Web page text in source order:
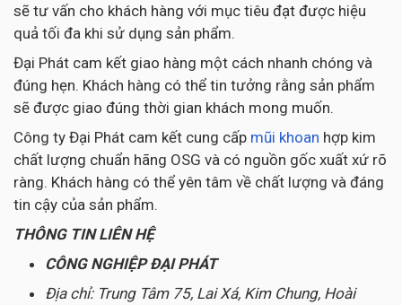
sẽ tư vấn cho khách hàng với mục tiêu đạt được hiệu
quả tối đa khi sử dụng sản phẩm.
Đại Phát cam kết giao hàng một cách nhanh chóng và
đúng hẹn. Khách hàng có thể tin tưởng rằng sản phẩm
sẽ được giao đúng thời gian khách mong muốn.
Công ty Đại Phát cam kết cung cấp mũi khoan hợp kim
chất lượng chuẩn hãng OSG và có nguồn gốc xuất xứ rõ
ràng. Khách hàng có thể yên tâm về chất lượng và đáng
tin cậy của sản phẩm.
THÔNG TIN LIÊN HỆ
CÔNG NGHIỆP ĐẠI PHÁT
Địa chỉ: Trung Tâm 75, Lai Xá, Kim Chung, Hoài